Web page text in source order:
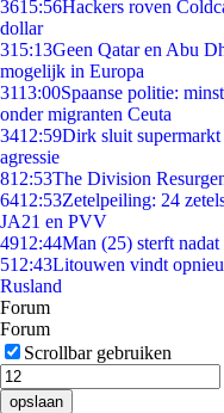
3615:56Hackers roven
dollar
315:13Geen Qatar en Abu
mogelijk in Europa
3113:00Spaanse politie:
onder migranten Ceuta
3412:59Dirk sluit
agressie
812:53The Division
6412:53Zetelpeiling: 24
JA21 en PVV
4912:44Man (25) sterft
512:43Litouwen vindt
Rusland
Forum
Forum
Scrollbar gebruiken
opslaan